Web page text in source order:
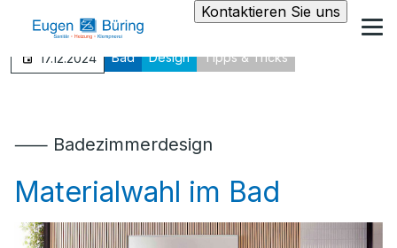
Kontaktieren Sie uns
17.12.2024 Bad Design Tipps & Tricks
⸺ Badezimmerdesign
Materialwahl im Bad